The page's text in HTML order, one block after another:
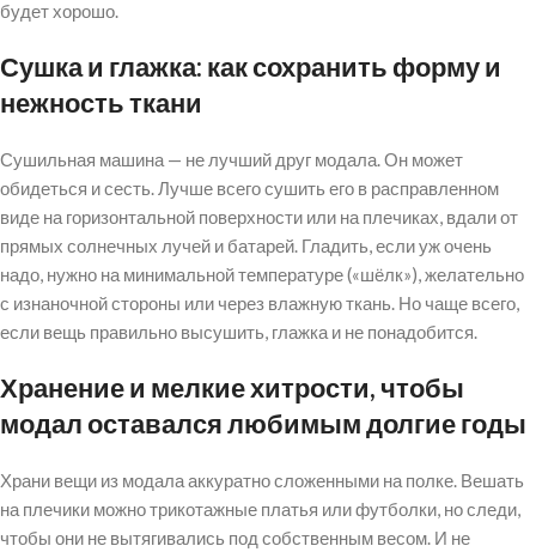
будет хорошо.
Сушка и глажка: как сохранить форму и
нежность ткани
Сушильная машина — не лучший друг модала. Он может
обидеться и сесть. Лучше всего сушить его в расправленном
виде на горизонтальной поверхности или на плечиках, вдали от
прямых солнечных лучей и батарей. Гладить, если уж очень
надо, нужно на минимальной температуре («шёлк»), желательно
с изнаночной стороны или через влажную ткань. Но чаще всего,
если вещь правильно высушить, глажка и не понадобится.
Хранение и мелкие хитрости, чтобы
модал оставался любимым долгие годы
Храни вещи из модала аккуратно сложенными на полке. Вешать
на плечики можно трикотажные платья или футболки, но следи,
чтобы они не вытягивались под собственным весом. И не